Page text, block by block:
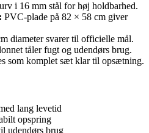
i 16 mm stål for høj holdbarhed.
PVC-plade på 82 × 58 cm giver
diameter svarer til officielle mål.
tåler fugt og udendørs brug.
som komplet sæt klar til opsætning.
lang levetid
opspring
udendørs brug